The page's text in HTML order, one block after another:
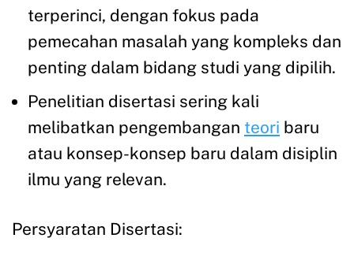
terperinci, dengan fokus pada
pemecahan masalah yang kompleks dan
penting dalam bidang studi yang dipilih.
Penelitian disertasi sering kali
melibatkan pengembangan teori baru
atau konsep-konsep baru dalam disiplin
ilmu yang relevan.
Persyaratan Disertasi: